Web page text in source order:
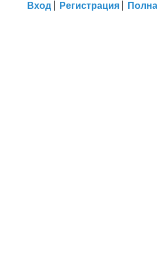
Вход Регистрация